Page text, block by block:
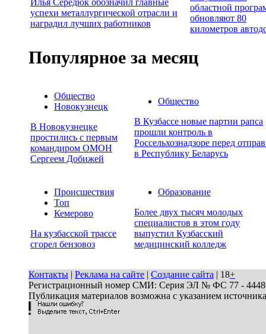
успехи металлургической отрасли и
наградил лучших работников
областной
обновляют 80
километров
Популярное за месяц
Общество
Новокузнецк
В Новокузнецке
простились с первым
командиром ОМОН
Сергеем Добижей
Общество
В Кузбассе новые партии рапса
прошли контроль в
Россельхознадзоре перед
в Республику Беларусь
Происшествия
Топ
Кемерово
На кузбасской трассе
сгорел бензовоз
Образование
Более двух тысяч молодых
специалистов в этом году
выпустил Кузбасский
медицинский колледж
Контакты | Реклама на сайте | Создание сайта | 18+
Регистрационный номер СМИ: Серия ЭЛ № ФС 77 - 44486
Публикация материалов возможна с указанием